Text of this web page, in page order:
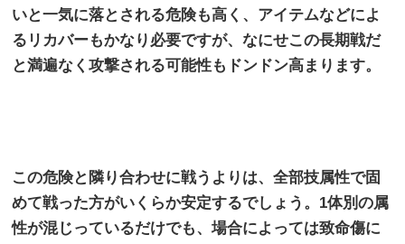
いと一気に落とされる危険も高く、アイテムなどによ
るリカバーもかなり必要ですが、なにせこの長期戦だ
と満遍なく攻撃される可能性もドンドン高まります。
この危険と隣り合わせに戦うよりは、全部技属性で固
めて戦った方がいくらか安定するでしょう。 1体別の属
性が混じっているだけでも、場合によっては致命傷に